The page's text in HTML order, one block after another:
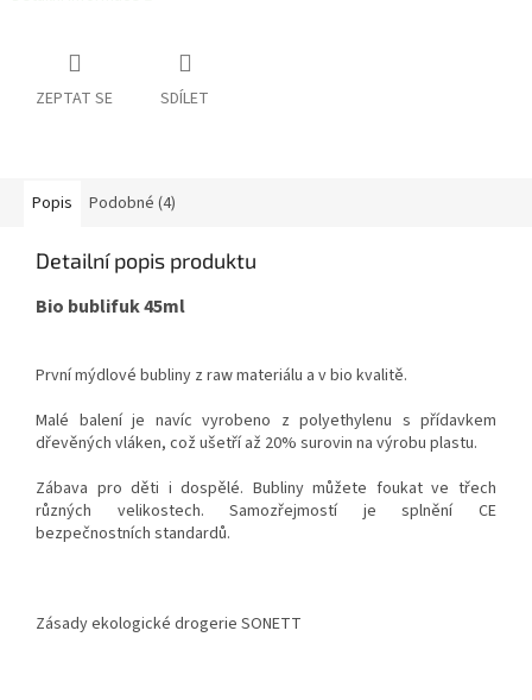
ZEPTAT SE SDÍLET
Popis Podobné (4)
Detailní popis produktu
Bio bublifuk 45ml
První mýdlové bubliny z raw materiálu a v bio kvalitě.
Malé balení je navíc vyrobeno z polyethylenu s přídavkem
dřevěných vláken, což ušetří až 20% surovin na výrobu plastu.
Zábava pro děti i dospělé. Bubliny můžete foukat ve třech
různých velikostech. Samozřejmostí je splnění CE
bezpečnostních standardů.
Zásady ekologické drogerie SONETT